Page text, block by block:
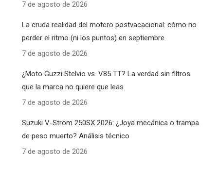
7 de agosto de 2026
La cruda realidad del motero postvacacional: cómo no
perder el ritmo (ni los puntos) en septiembre
7 de agosto de 2026
¿Moto Guzzi Stelvio vs. V85 TT? La verdad sin filtros
que la marca no quiere que leas
7 de agosto de 2026
Suzuki V-Strom 250SX 2026: ¿Joya mecánica o trampa
de peso muerto? Análisis técnico
7 de agosto de 2026